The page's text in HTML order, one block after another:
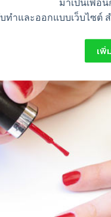
มาเป็นเพื่อ
บทำและออกแบบเว็บไซต์
เพิ่